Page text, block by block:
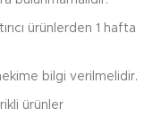
ürünlerden 1 hafta
hekime bilgi verilmelidir.
ürünler